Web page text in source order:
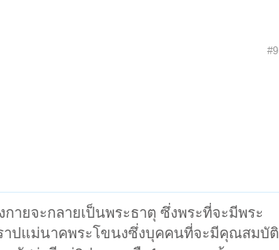
#9
ายจะกลายเป็นพระธาตุ ซึ่งพระที่จะมีพระ
าปแม่นาคพระโขนงซึ่งบุคคนที่จะมีคุณสมบัติ